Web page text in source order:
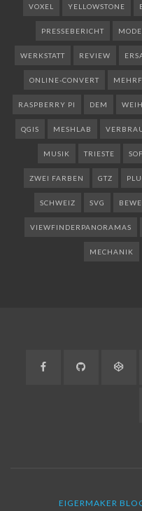
VOXEL YELLOWSTONE
PRESSEBERICHT
WERKSTATT REVIEW
ONLINE-CONVERT
RASPBERRY PI DEM
QGIS MESHLAB
MUSIK TRIESTE
ZWEI FARBEN GTZ
SCHWEIZ SVG
VIEWFINDERPANORAMAS
MECHANIK
Facebook GitHub
EIGERMAKER